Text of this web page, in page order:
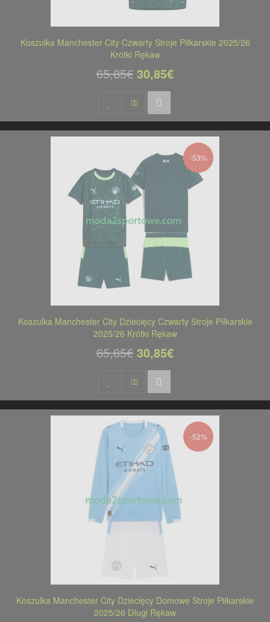
Koszulka Manchester City Czwarty Stroje Piłkarskie 2025/26
Krótki Rękaw
65,85€ 30,85€
-53%
Koszulka Manchester City Dziecięcy Czwarty Stroje Piłkarskie
2025/26 Krótki Rękaw
65,85€ 30,85€
-52%
Koszulka Manchester City Dziecięcy Domowe Stroje Piłkarskie
2025/26 Długi Rękaw